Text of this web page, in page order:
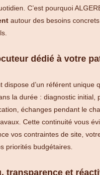
C’est pourquoi
autour des besoins
dédié à votre
dispose d’un référent unique
la durée : diagnostic initial,
échanges pendant le
Cette continuité vous
vos contraintes de site,
priorités budgétaires.
transparence et